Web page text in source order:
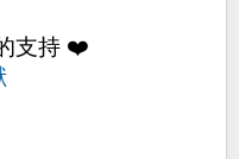
支持 ❤️